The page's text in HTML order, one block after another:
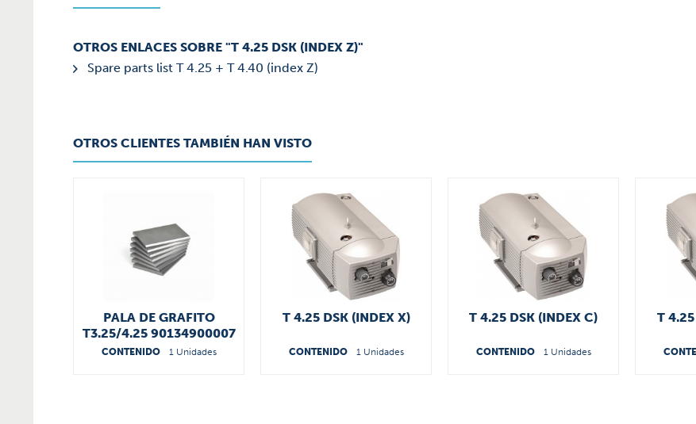
OTROS ENLACES SOBRE "T 4.25 DSK (INDEX Z)"
Spare parts list T 4.25 + T 4.40 (index Z)
OTROS CLIENTES TAMBIÉN HAN VISTO
PALA DE GRAFITO
T3.25/4.25 90134900007
CONTENIDO 1 Unidades
T 4.25 DSK (INDEX X)
CONTENIDO 1 Unidades
T 4.25 DSK (INDEX C)
CONTENIDO 1 Unidades
T 4.25